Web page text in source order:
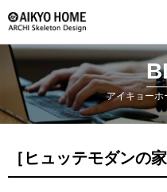
アイキョーホ
［ヒュッテモダンの